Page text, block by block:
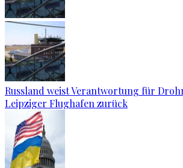
Russland weist Verantwortung für
Leipziger Flughafen zurück